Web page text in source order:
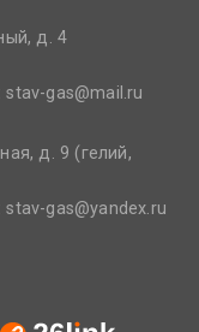
д. 4
gas@mail.ru​
д. 9 (гелий,
gas@yandex.ru​